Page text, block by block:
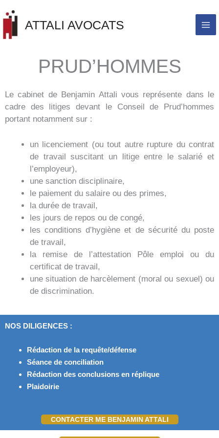
Aller
au
contenu
ATTALI AVOCATS
PRUD’HOMMES
Le cabinet de Benjamin Attali vous représente dans le
cadre des litiges devant le Conseil de Prud’hommes
portant notamment sur :
un licenciement (ou tout autre rupture du contrat
de travail suscitant un litige entre le salarié et
l’employeur),
une sanction disciplinaire,
le paiement du salaire ou des primes,
la durée de travail,
les jours de repos ou de congé,
les conditions d’hygiène et de sécurité du poste
de travail,
la remise de l’attestation Pôle emploi ou du
certificat de travail,
une situation de harcèlement (moral ou sexuel) ou
de discrimination.
NOS DILIGENCES :
Rédaction de la requête/défense
Séance de conciliation
Rédaction des conclusions en réplique
Plaidoirie
CONTACTER ME BENJAMIN ATTALI